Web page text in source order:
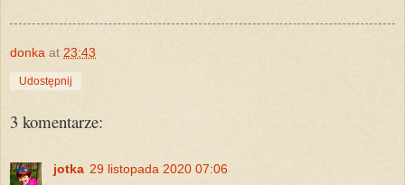
donka at 23:43
Udostępnij
3 komentarze:
jotka 29 listopada 2020 07:06